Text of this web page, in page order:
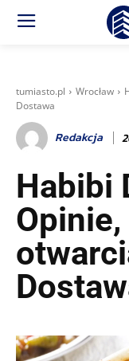
tumiasto.pl Wrocław
Dostawa
Redakcja
Habibi